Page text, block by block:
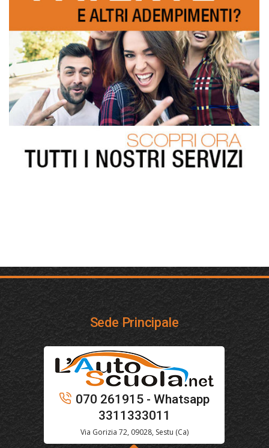
Sede Principale
070 261915 - Whatsapp
3311333011
Via Gorizia 72, 09028, Sestu (Ca)